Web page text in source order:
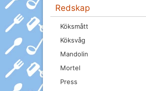
Redskap
Köksmått
Köksvåg
Mandolin
Mortel
Press